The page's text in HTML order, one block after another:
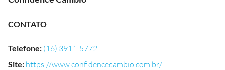
CONTATO
Telefone: (16) 3911-5772
Site: https://www.confidencecambio.com.br/